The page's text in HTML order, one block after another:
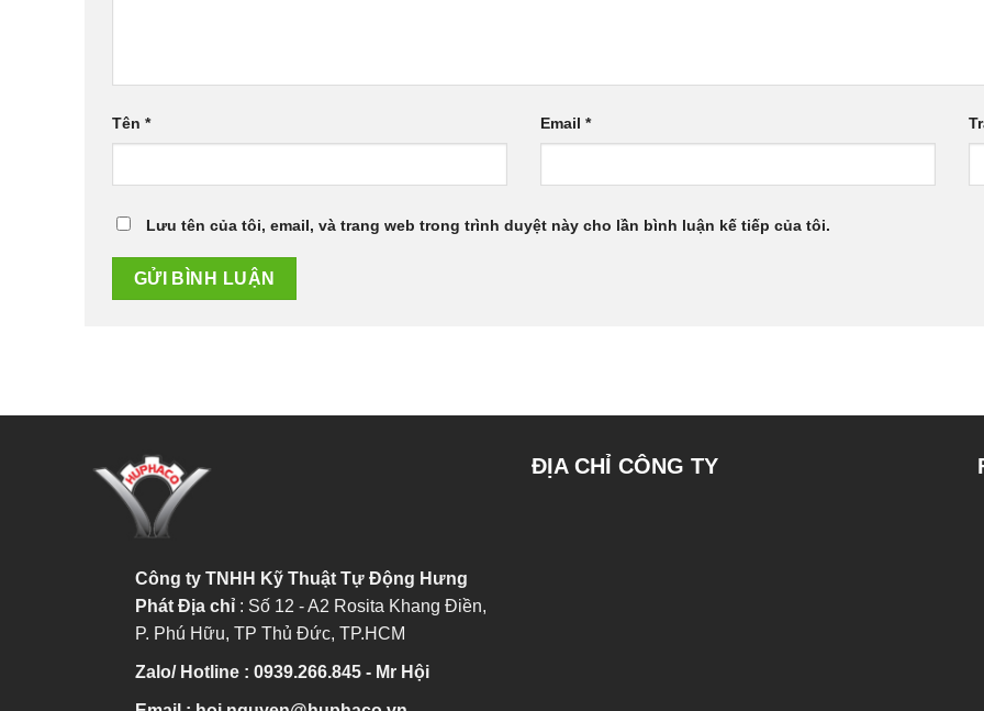
Tên * Email *
Lưu tên của tôi, email, và trang web trong trình duyệt này cho lần bình luận kế tiếp của tôi.
Công ty TNHH Kỹ Thuật Tự Động Hưng
Phát Địa chỉ : Số 12 - A2 Rosita Khang Điền,
P. Phú Hữu, TP Thủ Đức, TP.HCM
Zalo/ Hotline : 0939.266.845 - Mr Hội
ĐỊA CHỈ CÔNG TY